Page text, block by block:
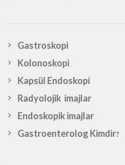
Gastroskopi
Kolonoskopi
Kapsül Endoskopi
Radyolojik imajlar
Endoskopik imajlar
Gastroenterolog Kimdir?